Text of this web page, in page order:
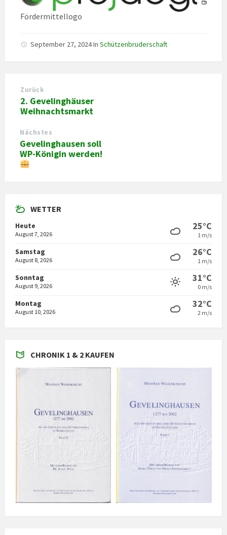
Fördermittellogo
September 27, 2024In Schützenbruderschaft
Zurück
2. Gevelinghäuser
Weihnachtsmarkt
Nächstes
Gevelinghausen soll
WP-Königin werden!
WETTER
Heute
August 7, 2026
25°C
1 m/s
Samstag
August 8, 2026
26°C
1 m/s
Sonntag
August 9, 2026
31°C
0 m/s
Montag
August 10, 2026
32°C
2 m/s
CHRONIK 1 & 2 KAUFEN